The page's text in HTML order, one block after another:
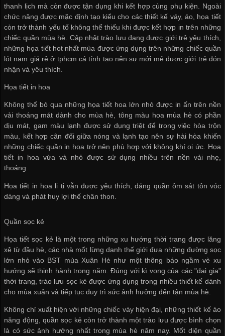
thanh lịch mà còn được tận dụng khi kết hợp cùng phụ kiện. Ngoài
chức năng được mặc định tạo kiểu cho các thiết kế váy, áo, họa tiết
còn trở thành yếu tố không thể thiếu khi được kết hợp in trên những
chiếc quần mùa hè. Cập nhật trào lưu đang được giới trẻ yêu thích,
những họa tiết hot nhất mùa được ứng dụng trên những chiếc quần
lót nam giá rẻ ở tphcm cá tính tạo nên sự mới mẻ được giới trẻ đón
nhận và yêu thích.
Họa tiết in hoa
Không thể bỏ qua những họa tiết hoa lớn nhỏ được in ấn trên nền
vải thoáng mát dành cho mùa hè, tông màu hoa mùa hè có phần
dịu mát, gam màu lạnh được sử dụng triệt để trong việc hòa trộn
màu, kết hợp cân đối giữa nóng và lạnh tạo nên sự hài hòa khiến
những chiếc quần in hoa trở nên phù hợp với không khí oi ức. Họa
tiết in hoa vừa và nhỏ được sử dụng nhiều trên nền vải nhẹ,
thoáng.
Họa tiết in hoa li ti vẫn được yêu thích, dáng quần ôm sát tôn vóc
dáng và phát huy lợi thế chân thon.
Quần sọc kẻ
Họa tiết sọc kẻ là một trong những xu hướng thời trang được lăng
xê từ đầu hè, các nhà mốt lừng danh thế giới đưa những đường sọc
lớn nhỏ vào BST mùa Xuân Hè như một thông báo ngầm vè xu
hướng sẽ thịnh hành trong năm. Đúng với kì vọng của các "đại gia"
thời trang, trào lưu sọc kẻ được ứng dụng trong nhiều thiết kế dành
cho mùa xuân và tiếp tục duy trì sức ảnh hưởng đến tận mùa hè.
Không chỉ xuất hiện với những chiếc váy hiện đại, những thiết kế áo
năng động, quần sọc kẻ còn trở thành một trào lưu được bình chọn
là có sức ảnh hưởng nhất trong mùa hè năm nay. Mốt diện quần